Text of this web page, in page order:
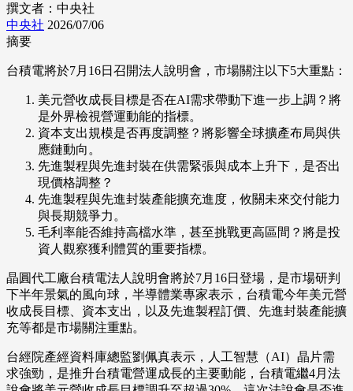
撰文者：中央社
中央社 2026/07/06
摘要
台積電將於7月16日召開法人說明會，市場關注以下5大重點：
美元營收成長目標是否在AI需求帶動下進一步上調？將
是外界檢視營運動能的指標。
資本支出規模是否再度調整？將影響全球擴產布局與供
應鏈動向。
先進製程與先進封裝在供需緊張與成本上升下，是否出
現價格調整？
先進製程與先進封裝產能擴充進度，攸關未來交付能力
與長期競爭力。
毛利率能否維持高檔水準，甚至挑戰更高區間？將是投
資人觀察獲利體質的重要指標。
晶圓代工廠台積電法人說明會將於7月16日登場，是市場研判
下半年景氣的風向球，半導體業專家表示，台積電今年美元營
收成長目標、資本支出，以及先進製程訂價、先進封裝產能擴
充等都是市場關注重點。
台經院產經資料庫總監劉佩真表示，人工智慧（AI）晶片需
求強勁，是推升台積電營運成長的主要動能，台積電繼4月法